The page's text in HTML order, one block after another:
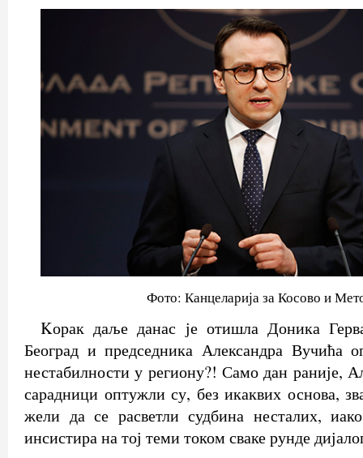
Фото: Канцеларија за Косово и
Kорак даље данас је отишла Доника
Београд и председника Александра Вучића
нестабилности у региону?! Само дан раније,
сарадници оптужли су, без икаквих основа,
жели да се расветли судбина несталих,
инсистира на тој теми током сваке рунде